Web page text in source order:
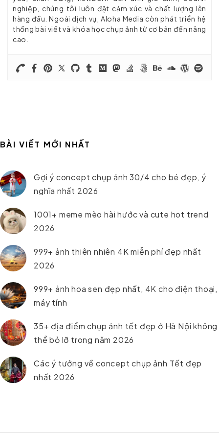
nghiệp, chúng tôi luôn đặt cảm xúc và chất lượng lên
hàng đầu. Ngoài dịch vụ, Aloha Media còn phát triển hệ
thống bài viết và khóa học chụp ảnh từ cơ bản đến nâng
cao.
BÀI VIẾT MỚI NHẤT
Gợi ý concept chụp ảnh 30/4 cho bé đẹp, ý
nghĩa nhất 2026
1001+ meme mèo hài hước và cute hot trend
2026
999+ ảnh thiên nhiên 4K miễn phí đẹp nhất
2026
999+ ảnh hoa sen đẹp nhất, 4K cho điện thoại,
máy tính
35+ địa điểm chụp ảnh tết đẹp ở Hà Nội không
thể bỏ lỡ trong năm 2026
Các ý tưởng về concept chụp ảnh Tết đẹp
nhất 2026